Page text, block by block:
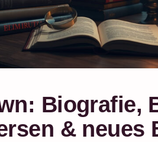
Biografie,
& neues